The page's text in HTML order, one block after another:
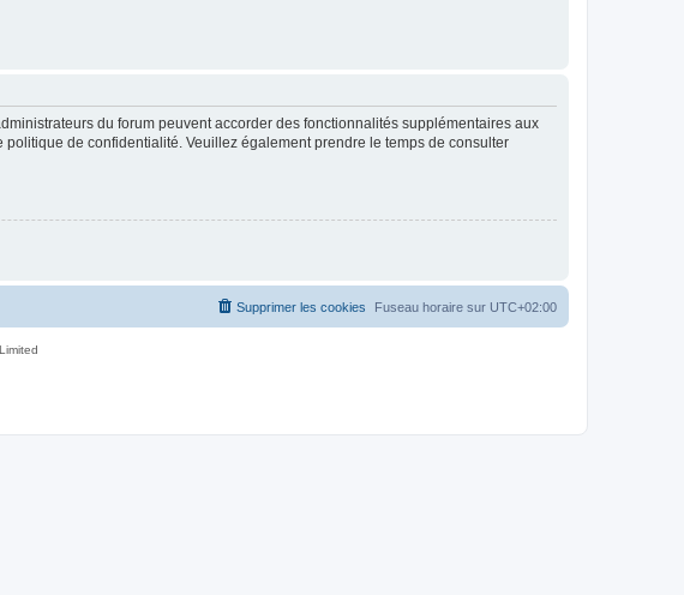
du forum peuvent accorder des fonctionnalités supplémentaires aux
de confidentialité. Veuillez également prendre le temps de consulter
Fuseau horaire sur UTC+02:00
Supprimer les cookies